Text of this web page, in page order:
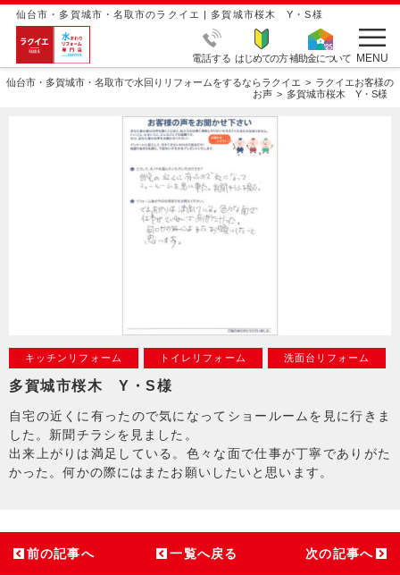
仙台市・多賀城市・名取市のラクイエ | 多賀城市桜木 Y・S様
電話する はじめての方補助金について MENU
仙台市・多賀城市・名取市で水回りリフォームをするならラクイエ
ラクイエお客様の
お声
多賀城市桜木 Y・S様
キッチンリフォーム トイレリフォーム 洗面台リフォーム
多賀城市桜木 Y・S様
自宅の近くに有ったので気になってショールームを見に行きま
した。新聞チラシを見ました。
出来上がりは満足している。色々な面で仕事が丁寧でありがた
かった。何かの際にはまたお願いしたいと思います。
前の記事へ 一覧へ戻る 次の記事へ